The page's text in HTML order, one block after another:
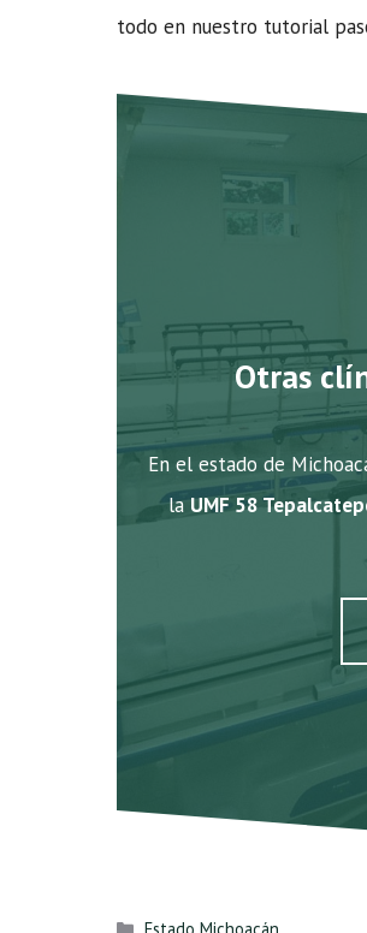
todo en nuestro tutorial
Otras
En el estado de
la UMF 58
Categorías